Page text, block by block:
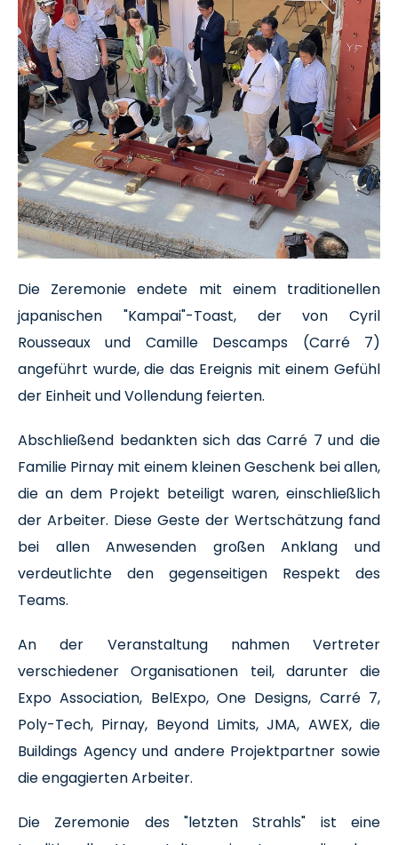
Die Zeremonie endete mit einem traditionellen
japanischen "Kampai"-Toast, der von Cyril
Rousseaux und Camille Descamps (Carré 7)
angeführt wurde, die das Ereignis mit einem Gefühl
der Einheit und Vollendung feierten.
Abschließend bedankten sich das Carré 7 und die
Familie Pirnay mit einem kleinen Geschenk bei allen,
die an dem Projekt beteiligt waren, einschließlich
der Arbeiter. Diese Geste der Wertschätzung fand
bei allen Anwesenden großen Anklang und
verdeutlichte den gegenseitigen Respekt des
Teams.
An der Veranstaltung nahmen Vertreter
verschiedener Organisationen teil, darunter die
Expo Association, BelExpo, One Designs, Carré 7,
Poly-Tech, Pirnay, Beyond Limits, JMA, AWEX, die
Buildings Agency und andere Projektpartner sowie
die engagierten Arbeiter.
Die Zeremonie des "letzten Strahls" ist eine